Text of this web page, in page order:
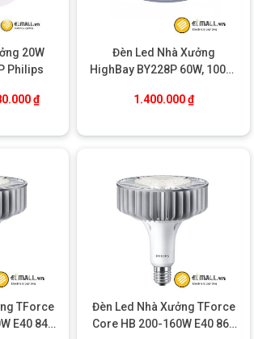
20W
Philips
gốc là: 1.400.000 ₫.
₫Giá hiện tại là: 980.000 ₫.
Đèn Led Nhà Xưởng
HighBay BY228P 60W, 100W,
1.400.000₫
TForce
E40 840
Đèn Led Nhà Xưởng TForce
Core HB 200-160W E40 865